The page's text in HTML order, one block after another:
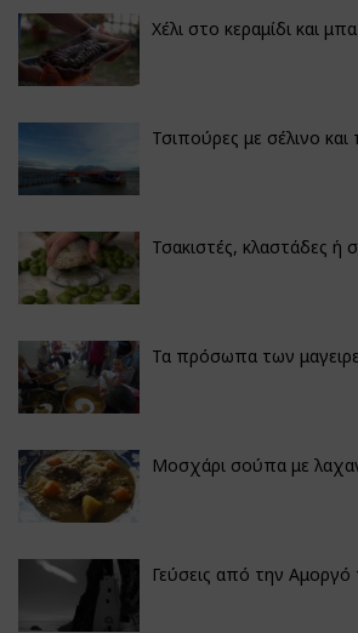
Χέλι στο κεραμίδι και
Τσιπούρες με σέλινο
Τσακιστές, κλαστάδες ή
Τα πρόσωπα των
Μοσχάρι σούπα με
Γεύσεις από την Αμοργό